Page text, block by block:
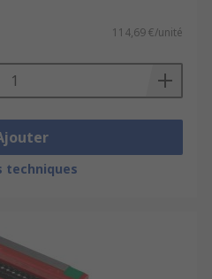
114,69 €/unité
techniques